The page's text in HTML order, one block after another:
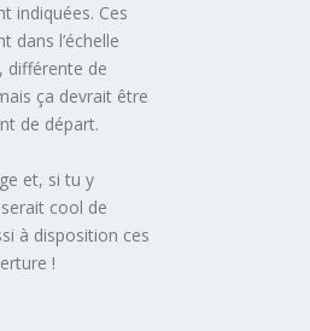
indiquées. Ces
dans l’échelle
différente de
ça devrait être
de départ.
et, si tu y
cool de
à disposition ces
!